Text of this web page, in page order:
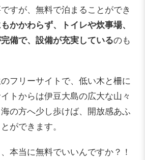
すが、無料で泊まることができ
かかわらず、トイレや炊事場、
備で、設備が充実しているのも
フリーサイトで、低い木と柵に
トからは伊豆大島の広大な山々
の方へ少し歩けば、開放感あふ
ができます。
本当に無料でいいんですか？！